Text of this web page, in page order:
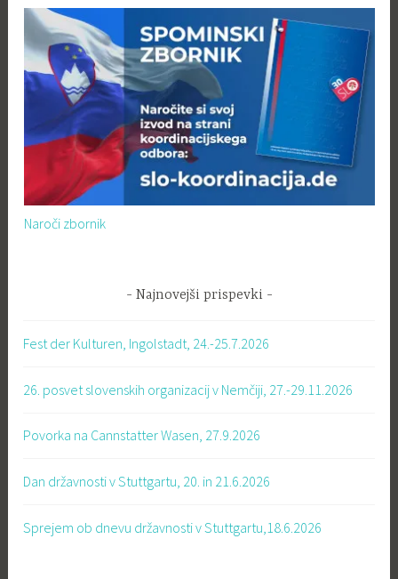
Naroči zbornik
Najnovejši prispevki
Fest der Kulturen, Ingolstadt, 24.-25.7.2026
26. posvet slovenskih organizacij v Nemčiji, 27.-29.11.2026
Povorka na Cannstatter Wasen, 27.9.2026
Dan državnosti v Stuttgartu, 20. in 21.6.2026
Sprejem ob dnevu državnosti v Stuttgartu,18.6.2026